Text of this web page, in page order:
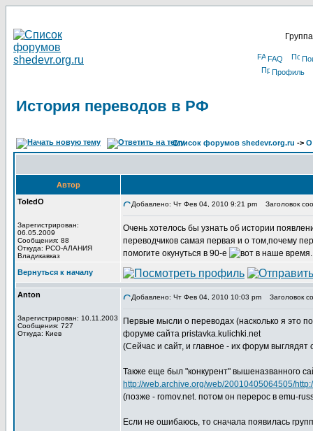
FAQ
Профиль
История переводов в РФ
Список форумов shedevr.org.ru -> О
Автор
ToledO
Зарегистрирован:
06.05.2009
Сообщения: 88
Откуда: РСО-АЛАНИЯ
Владикавказ
Добавлено: Чт Фев 04, 2010 9:21 pm Заголовок
Очень хотелось бы узнать об истории
переводчиков самая первая и о том,почему
помогите окунуться в 90-е
Вернуться к началу
Anton
Зарегистрирован: 10.11.2003
Сообщения: 727
Откуда: Киев
Добавлено: Чт Фев 04, 2010 10:03 pm Заголовок
Первые мысли о переводах (насколько я это
форуме сайта pristavka.kulichki.net
(Сейчас и сайт, и главное - их форум выглядят
Также еще был "конкурент" вышеназванного
http://web.archive.org/web/20010405064505/
(позже - romov.net. потом он перерос в emu-
Если не ошибаюсь, то сначала появилась